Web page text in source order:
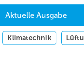
Aktuelle Ausgabe
Klimatechnik